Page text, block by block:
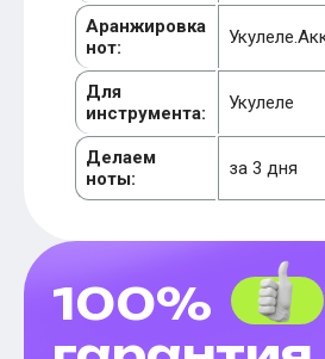
Аранжировка
нот:
Для
инструмента:
Укулеле
Делаем
ноты:
за 3 дня
100%